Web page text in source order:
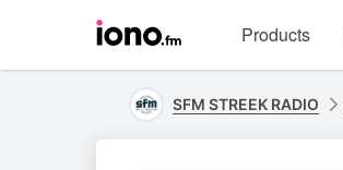
homepage
Products
SFM STREEK RADIO